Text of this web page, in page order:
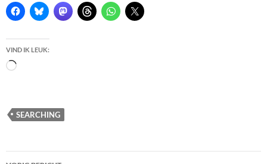
VIND IK LEUK:
Bezig
SEARCHING
Berichtnavigatie